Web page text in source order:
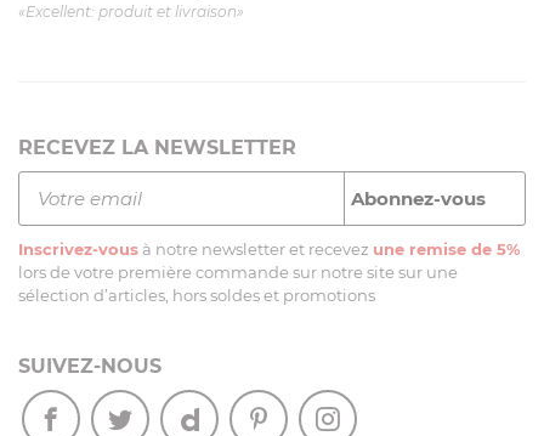
«Excellent: produit et livraison»
RECEVEZ LA NEWSLETTER
Inscrivez-vous à notre newsletter et recevez une remise de 5%
lors de votre première commande sur notre site sur une
sélection d’articles, hors soldes et promotions
SUIVEZ-NOUS